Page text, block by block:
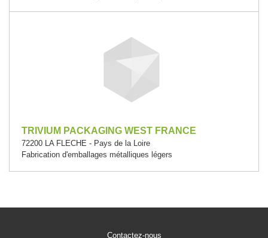
TRIVIUM PACKAGING WEST FRANCE
72200 LA FLECHE - Pays de la Loire
Fabrication d'emballages métalliques légers
Contactez-nous